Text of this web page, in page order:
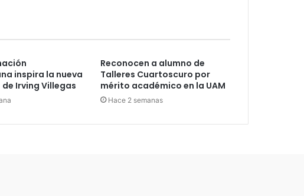
inspira la nueva
Irving Villegas
Reconocen a alumno de
Talleres Cuartoscuro por
mérito académico en la UAM
Hace 2 semanas